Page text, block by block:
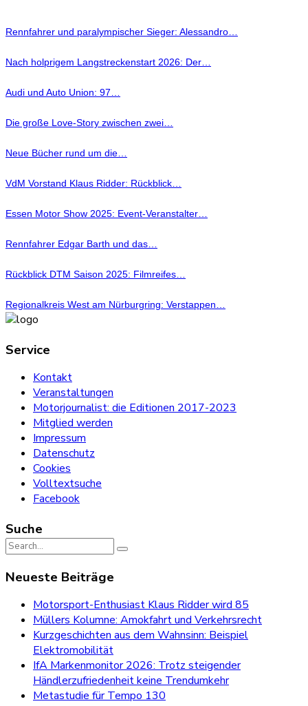
Rennfahrer und paralympischer Sieger: Alessandro…
Nach holprigem Langstreckenstart 2026: Der…
Audi und Auto Union: 97…
Die große Love-Story zwischen zwei…
Neue Bücher rund um die…
VdM Vorstand Klaus Ridder: Rückblick…
Essen Motor Show 2025: Event-Veranstalter…
Rennfahrer Edgar Barth und das…
Rückblick DTM Saison 2025: Filmreifes…
Regionalkreis West am Nürburgring: Verstappen…
Service
Kontakt
Veranstaltungen
Motorjournalist: die Editionen 2017-2023
Mitglied werden
Impressum
Datenschutz
Cookies
Volltextsuche
Facebook
Suche
Search
for:
Neueste Beiträge
Motorsport-Enthusiast Klaus Ridder wird 85
Müllers Kolumne: Amokfahrt und Verkehrsrecht
Kurzgeschichten aus dem Wahnsinn: Beispiel
Elektromobilität
IfA Markenmonitor 2026: Trotz steigender
Händlerzufriedenheit keine Trendumkehr
Metastudie für Tempo 130